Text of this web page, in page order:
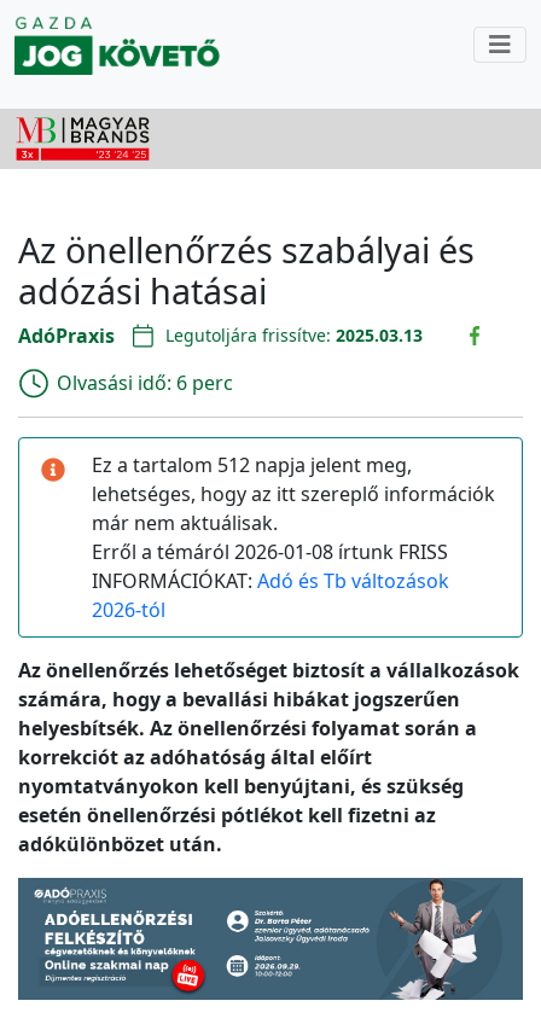
Az önellenőrzés szabályai és
adózási hatásai
AdóPraxis Legutoljára frissítve: 2025.03.13
Olvasási idő: 6 perc
Ez a tartalom 512 napja jelent meg,
lehetséges, hogy az itt szereplő információk
már nem aktuálisak.
Erről a témáról 2026-01-08 írtunk FRISS
INFORMÁCIÓKAT: Adó és Tb változások
2026-tól
Az önellenőrzés lehetőséget biztosít a vállalkozások
számára, hogy a bevallási hibákat jogszerűen
helyesbítsék. Az önellenőrzési folyamat során a
korrekciót az adóhatóság által előírt
nyomtatványokon kell benyújtani, és szükség
esetén önellenőrzési pótlékot kell fizetni az
adókülönbözet után.